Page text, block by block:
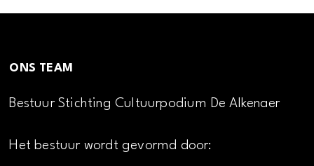
ONS TEAM
Bestuur Stichting Cultuurpodium De Alkenaer
Het bestuur wordt gevormd door: